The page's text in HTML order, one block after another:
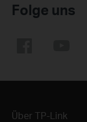
Folge uns
Über TP-Link